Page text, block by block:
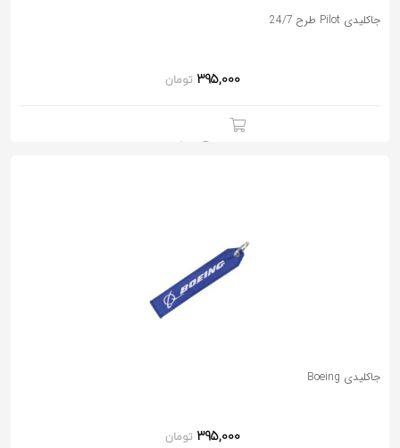
جاکلیدی Pilot طرح 24/7
تومان 395,000
جاکلیدی Boeing
تومان 395,000